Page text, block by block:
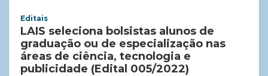
Editais
LAIS seleciona bolsistas alunos de
graduação ou de especialização nas
áreas de ciência, tecnologia e
publicidade (Edital 005/2022)